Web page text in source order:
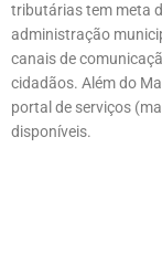
tributárias tem meta
administração
canais de
cidadãos. Além do
portal de serviços
disponíveis.